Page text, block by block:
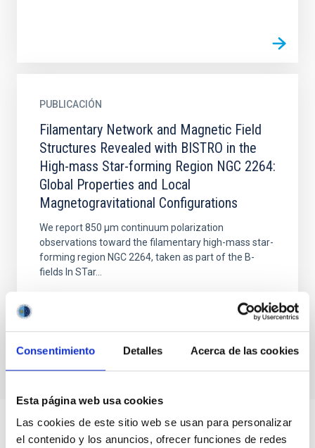
Consentimiento Detalles Acerca de las cookies
Esta página web usa cookies
Las cookies de este sitio web se usan para personalizar
el contenido y los anuncios, ofrecer funciones de redes
PUBLICACIÓN
Filamentary Network and Magnetic Field
Structures Revealed with BISTRO in the
High-mass Star-forming Region NGC 2264:
Global Properties and Local
Magnetogravitational Configurations
We report 850 μm continuum polarization
observations toward the filamentary high-mass star-
forming region NGC 2264, taken as part of the B-
fields In STar...